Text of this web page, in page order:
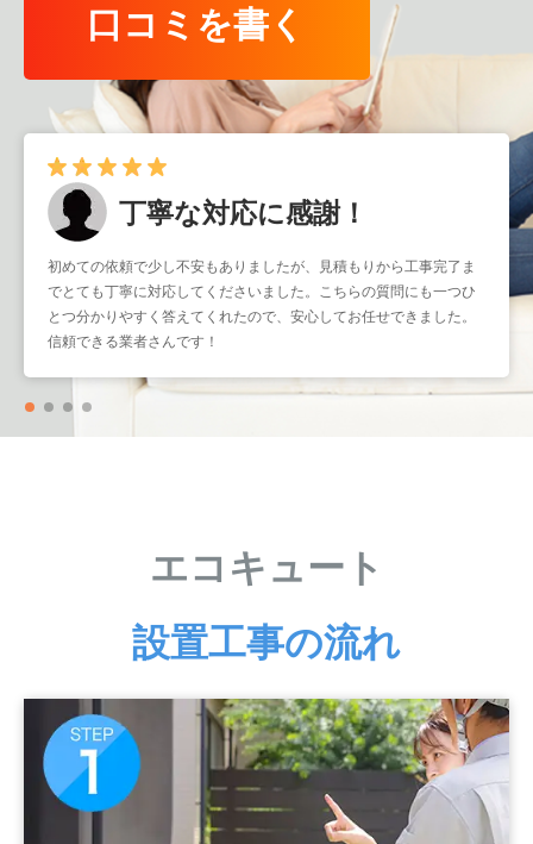
口コミを書く
丁寧な対応に感謝！
初めての依頼で少し不安もありましたが、見積もりから工事完了ま
でとても丁寧に対応してくださいました。こちらの質問にも一つひ
とつ分かりやすく答えてくれたので、安心してお任せできました。
信頼できる業者さんです！
早くて確実！
暑くなる前に取り付けをお願いしたかったのですが、予約もスムー
ズで助かりました。工事もスピーディーなのに作業はとても丁寧
で、仕上がりも大満足です。こういう業者さんにまたお願いしたい
と思いました。
エコキュート
設置工事の流れ